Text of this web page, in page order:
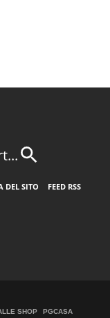
DEL SITO
FEED RSS
SHOP PGCASA